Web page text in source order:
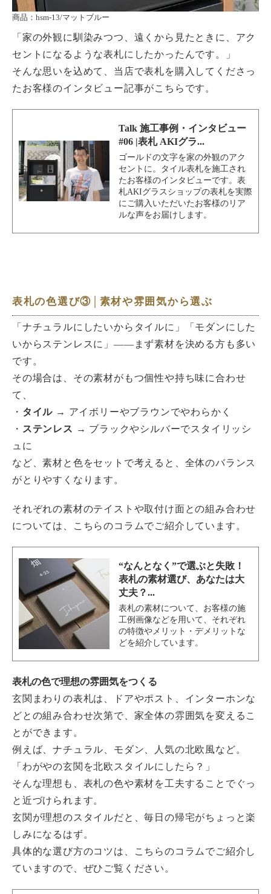
商品：hsm-13/マットブルー
「家の外観に馴染みつつ、遠くから見たときに、アク
セントになるような表札にしたかったんです。」
そんな思いを込めて、当店で表札を購入してくださっ
たお客様のインタビュー記事がこちらです。
Talk 施工事例・インタビュー
#06 |表札 AKIグラ...
ゴールドの文字を家の外観のアク
セントに。タイル表札を施工され
たお客様のインタビューです。表
札AKIグラスショップの表札を実際
にご購入いただいたお客様のリア
ルな声をお届けします。
表札の色選び③│素材や雰囲気から選ぶ
「ナチュラルにしたいからタイルに」「モダンにした
いからステンレスに」――まず素材を決める方も多い
です。
その場合は、その素材がもつ個性や持ち味に合わせ
て、
・ タイル → アイボリーやブラウンでやわらかく
・ ステンレス → ブラックやシルバーでスタイリッシ
ュに
など、素材と色をセットで考えると、全体のバランス
がとりやすくなります。
それぞれの素材のテイストや取付け面との組み合わせ
については、こちらのコラムでご紹介しています。
“なんとなく”で選ぶと失敗！
表札の素材選び、あなたは大
丈夫？...
表札の素材について、お客様の施
工例画像などを用いて、それぞれ
の特徴やメリット・デメリットな
どを紹介しています。
表札の色で理想の雰囲気をつくる
玄関まわりの表札は、ドアやポスト、インターホンな
どとの組み合わせ次第で、家全体の雰囲気を変えるこ
とができます。
例えば、ナチュラル、モダン、人気の北欧風など。
「わがやの玄関を北欧スタイルにしたら？」
そんな理想も、表札の色や素材を工夫することでぐっ
と近づけられます。
玄関が理想のスタイルだと、毎日の帰宅がちょっと楽
しみになるはず。
具体的な選び方のコツは、こちらのコラムでご紹介し
ていますので、ぜひご覧ください。